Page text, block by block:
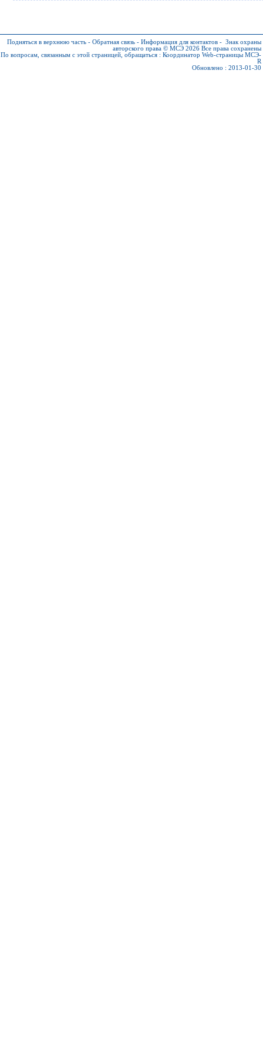
Подняться в верхнюю часть - Обратная связь - Информация для контактов - Знак охраны
авторского права © МСЭ 2026 Все права сохранены
По вопросам, связанным с этой страницей, обращаться : Координатор Web-страницы МСЭ-
R
Обновлено : 2013-01-30